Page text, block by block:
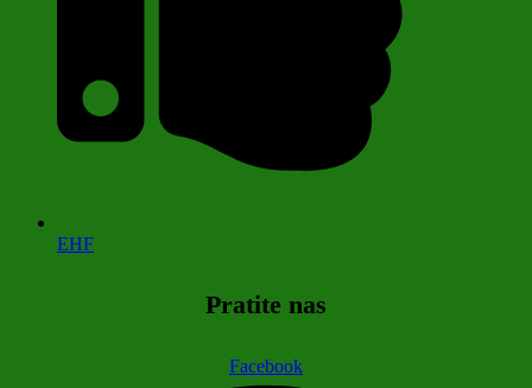
EHF
Pratite nas
Facebook